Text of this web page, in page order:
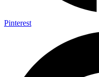
Pinterest